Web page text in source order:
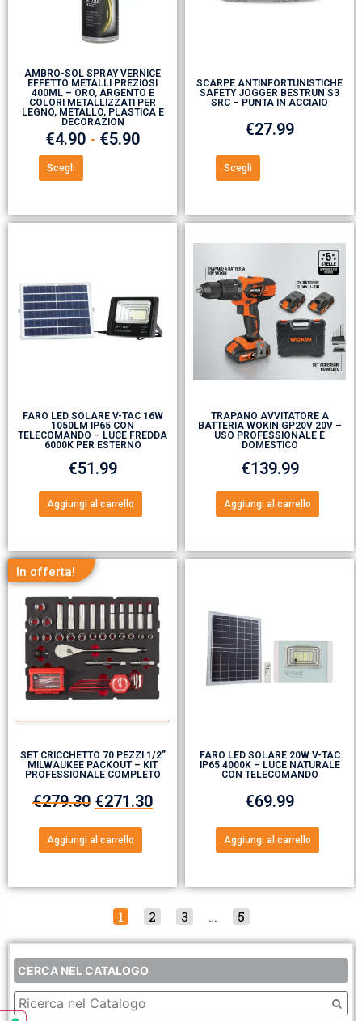
CERCA NEL CATALOGO
AMBRO-SOL SPRAY VERNICE
EFFETTO METALLI PREZIOSI
400ML – ORO, ARGENTO E
COLORI METALLIZZATI PER
LEGNO, METALLO, PLASTICA E
DECORAZION
€4.90 - €5.90
Scegli
SCARPE ANTINFORTUNISTICHE
SAFETY JOGGER BESTRUN S3
SRC – PUNTA IN ACCIAIO
€27.99
Scegli
FARO LED SOLARE V-TAC 16W
1050LM IP65 CON
TELECOMANDO – LUCE FREDDA
6000K PER ESTERNO
€51.99
Aggiungi al carrello
TRAPANO AVVITATORE A
BATTERIA WOKIN GP20V 20V –
USO PROFESSIONALE E
DOMESTICO
€139.99
Aggiungi al carrello
In offerta!
SET CRICCHETTO 70 PEZZI 1/2”
MILWAUKEE PACKOUT – KIT
PROFESSIONALE COMPLETO
€279.30 €271.30
Aggiungi al carrello
FARO LED SOLARE 20W V-TAC
IP65 4000K – LUCE NATURALE
CON TELECOMANDO
€69.99
Aggiungi al carrello
1 2 3 … 5